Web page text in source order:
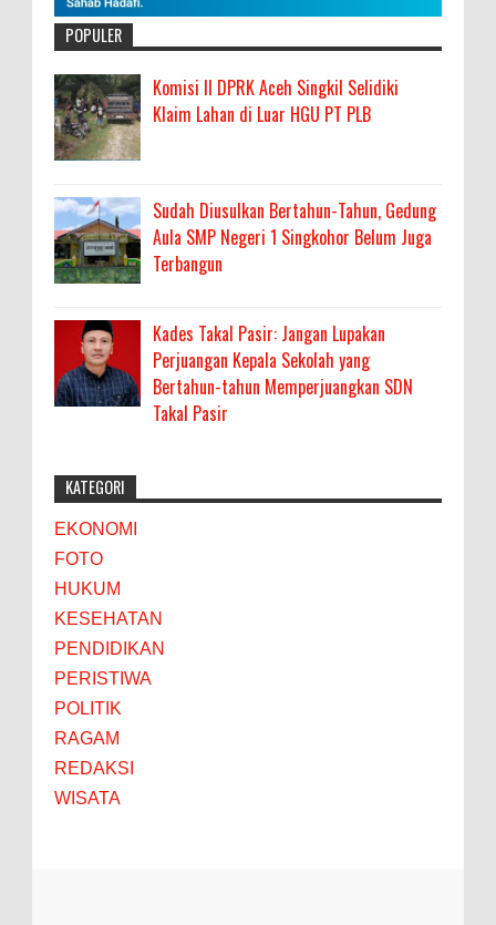
POPULER
Komisi II DPRK Aceh Singkil Selidiki
Klaim Lahan di Luar HGU PT PLB
Sudah Diusulkan Bertahun-Tahun, Gedung
Aula SMP Negeri 1 Singkohor Belum Juga
Terbangun
Kades Takal Pasir: Jangan Lupakan
Perjuangan Kepala Sekolah yang
Bertahun-tahun Memperjuangkan SDN
Takal Pasir
KATEGORI
EKONOMI
FOTO
HUKUM
KESEHATAN
PENDIDIKAN
PERISTIWA
POLITIK
RAGAM
REDAKSI
WISATA